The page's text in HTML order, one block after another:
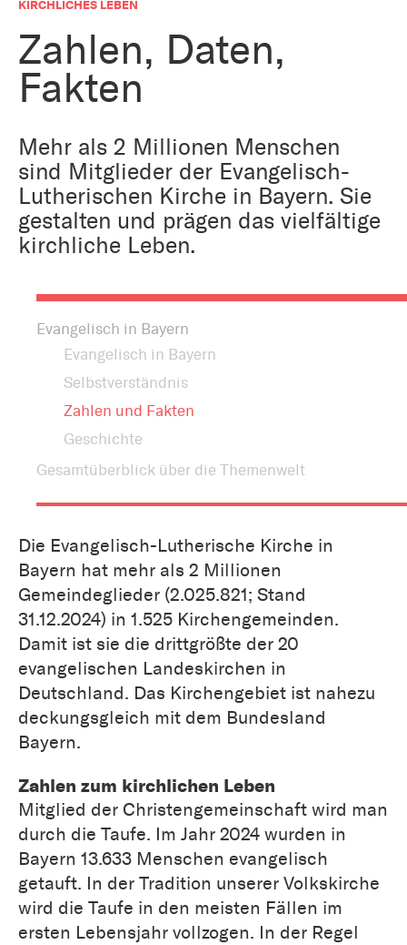
KIRCHLICHES LEBEN
Zahlen, Daten,
Fakten
Mehr als 2 Millionen Menschen
sind Mitglieder der Evangelisch-
Lutherischen Kirche in Bayern. Sie
gestalten und prägen das vielfältige
kirchliche Leben.
Evangelisch in Bayern
Evangelisch in Bayern
Selbstverständnis
Zahlen und Fakten
Geschichte
Gesamtüberblick über die Themenwelt
Die Evangelisch-Lutherische Kirche in
Bayern hat mehr als 2 Millionen
Gemeindeglieder (2.025.821; Stand
31.12.2024) in 1.525 Kirchengemeinden.
Damit ist sie die drittgrößte der 20
evangelischen Landeskirchen in
Deutschland. Das Kirchengebiet ist nahezu
deckungsgleich mit dem Bundesland
Bayern.
Zahlen zum kirchlichen Leben
Mitglied der Christengemeinschaft wird man
durch die Taufe. Im Jahr 2024 wurden in
Bayern 13.633 Menschen evangelisch
getauft. In der Tradition unserer Volkskirche
wird die Taufe in den meisten Fällen im
ersten Lebensjahr vollzogen. In der Regel
Kirche und Geld
Reformprozess PUK
Arbeiten bei der Kirche
Kirchenjahr
Ökumene
Religion in der Schule
Kunst
Aktiv gegen Missbrauch
Bildung und Gesellschaft
Tourismus
Weltanschauungsfragen